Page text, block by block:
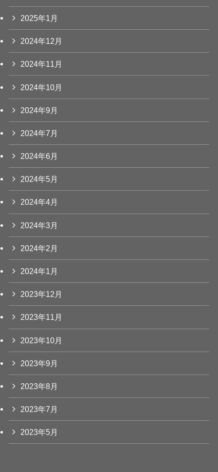
2025年1月
2024年12月
2024年11月
2024年10月
2024年9月
2024年7月
2024年6月
2024年5月
2024年4月
2024年3月
2024年2月
2024年1月
2023年12月
2023年11月
2023年10月
2023年9月
2023年8月
2023年7月
2023年5月